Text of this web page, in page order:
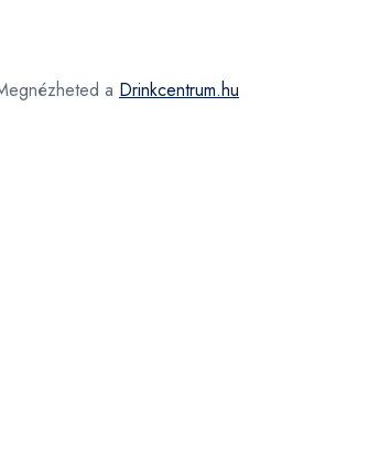
a Drinkcentrum.hu